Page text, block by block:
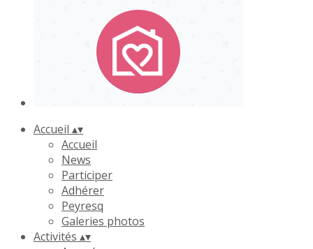
Accueil ▴▾
Accueil
News
Participer
Adhérer
Peyresq
Galeries photos
Activités ▴▾